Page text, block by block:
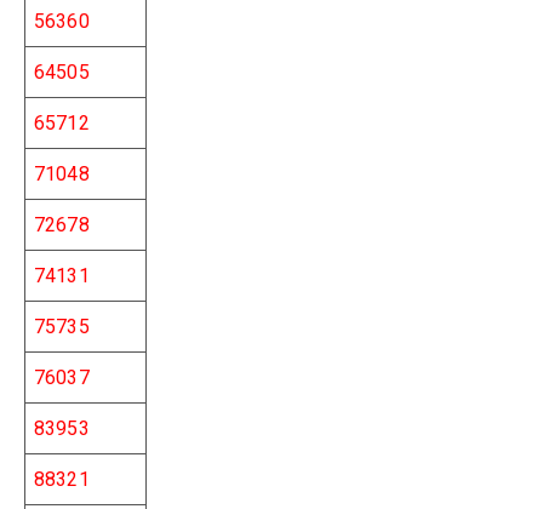
56360
64505
65712
71048
72678
74131
75735
76037
83953
88321